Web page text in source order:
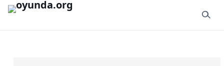
İçeriğe geç